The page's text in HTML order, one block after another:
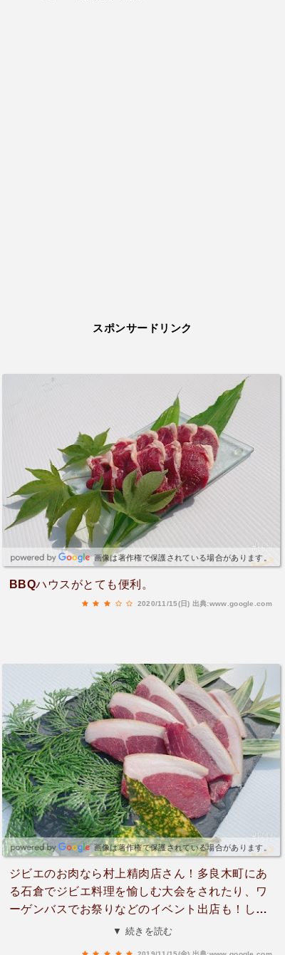
スポンサードリンク
画像は著作権で保護されている場合があります。
BBQハウスがとても便利。
2020/11/15(日) 出典:www.google.com
画像は著作権で保護されている場合があります。
ジビエのお肉なら村上精肉店さん！多良木町にあ
る石倉でジビエ料理を愉しむ大会をされたり、ワ
ーゲンバスでお祭りなどのイベント出店も！しか
も、村上精肉店さんの敷地内には100人規模でBB
▼ 続きを読む